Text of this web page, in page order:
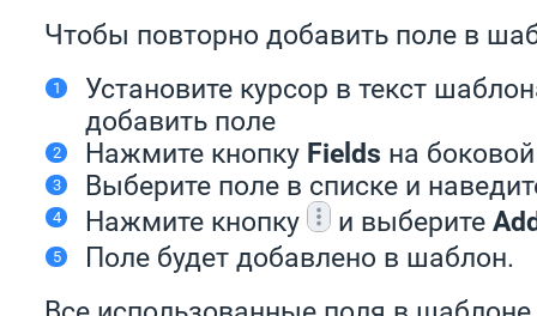
Чтобы повторно добавить поле в
Установите курсор в текст
добавить поле
Нажмите кнопку Fields на
Выберите поле в списке и
Нажмите кнопку
и выберите
Поле будет добавлено в шаблон.